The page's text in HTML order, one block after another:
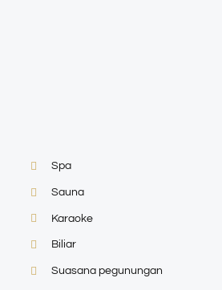
Spa
Sauna
Karaoke
Biliar
Suasana pegunungan